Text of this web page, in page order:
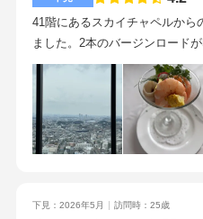
41階にあるスカイチャペルから
ました。2本のバージンロード
の歩んできた人生を表し、祭壇
です。ただ、ゲストの席からと
恥ずかしさや圧迫感があるかも
り、30名以上だと2つの和風で
ャスな披露宴が選べます。30名
た、これ以上は大きな値上がり
下見：2026年5月 訪問時：25歳